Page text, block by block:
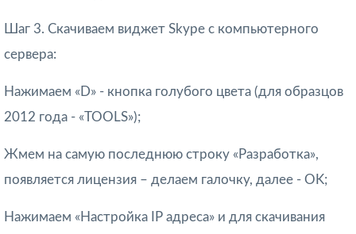
Шаг 3. Скачиваем виджет Skype с компьютерного
сервера:
Нажимаем «D» - кнопка голубого цвета (для образцов
2012 года - «TOOLS»);
Жмем на самую последнюю строку «Разработка»,
появляется лицензия – делаем галочку, далее - OK;
Нажимаем «Настройка IP адреса» и для скачивания